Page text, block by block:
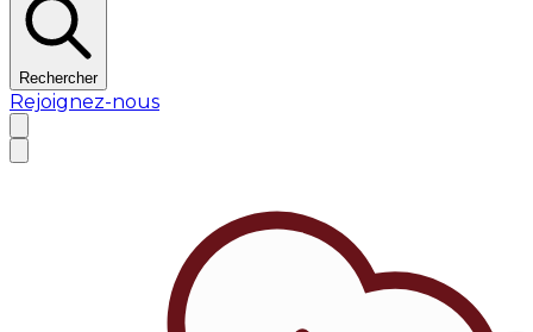
Rechercher
Rejoignez-nous